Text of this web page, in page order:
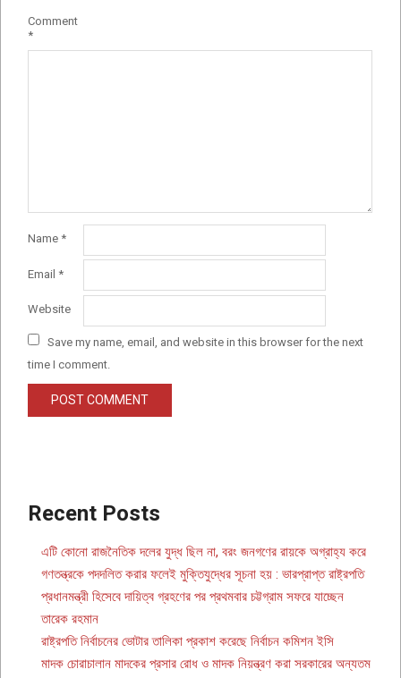
Comment
*
Name *
Email *
Website
Save my name, email, and website in this browser for the next
time I comment.
Recent Posts
এটি কোনো রাজনৈতিক দলের যুদ্ধ ছিল না, বরং জনগণের রায়কে অগ্রাহ্য করে
গণতন্ত্রকে পদদলিত করার ফলেই মুক্তিযুদ্ধের সূচনা হয় : ভারপ্রাপ্ত রাষ্ট্রপতি
প্রধানমন্ত্রী হিসেবে দায়িত্ব গ্রহণের পর প্রথমবার চট্টগ্রাম সফরে যাচ্ছেন
তারেক রহমান
রাষ্ট্রপতি নির্বাচনের ভোটার তালিকা প্রকাশ করেছে নির্বাচন কমিশন ইসি
মাদক চোরাচালান মাদকের প্রসার রোধ ও মাদক নিয়ন্ত্রণ করা সরকারের অন্যতম